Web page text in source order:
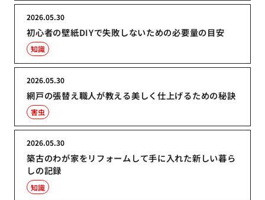
初心者の壁紙DIYで失敗しないための必要量の目安
2026.05.30
知識
網戸の張替え職人が教える美しく仕上げるための秘訣
2026.05.30
害虫
築古のわが家をリフォームして手に入れた新しい暮ら
しの記録
2026.05.30
知識